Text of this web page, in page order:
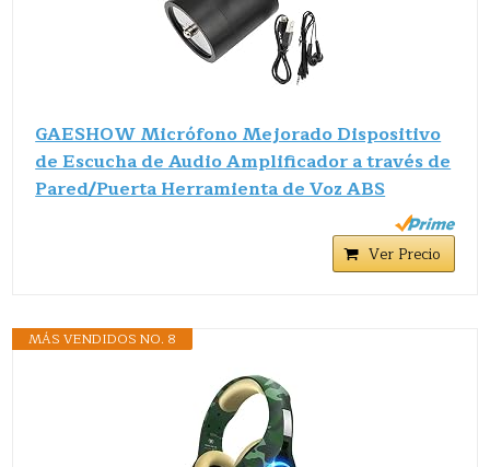
GAESHOW Micrófono Mejorado Dispositivo
de Escucha de Audio Amplificador a través de
Pared/Puerta Herramienta de Voz ABS
Ver Precio
MÁS VENDIDOS NO. 8